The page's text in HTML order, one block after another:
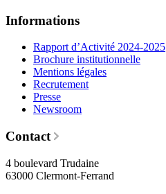
Informations
Rapport d’Activité 2024-2025
Brochure institutionnelle
Mentions légales
Recrutement
Presse
Newsroom
Contact
4 boulevard Trudaine
63000 Clermont-Ferrand